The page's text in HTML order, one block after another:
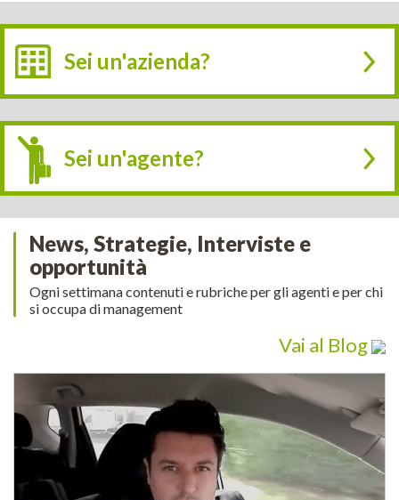
Sei un'azienda?
Sei un'agente?
News, Strategie, Interviste e
opportunità
Ogni settimana contenuti e rubriche per gli agenti e per chi
si occupa di management
Vai al Blog